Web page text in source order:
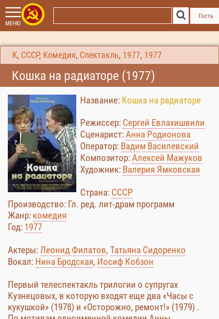
МЕНЮ
Гость
К, СССР, Комедия, Спектакль, 1977, 1977
Кошка на радиаторе (1977)
Название: Кошка на радиаторе
Режиссер: Сергей Евлахишвили
Сценарист:Анна Родионова
Оператор: Вадим Василевский
Композитор:Алексей Мажуков
Художник: Валерия Ямковская
Страна: СССР
Производство: Гл. ред. лит-драм программ
Жанр: комедия
Год: 1977
Актеры:Леонид Филатов, Татьяна Сидоренко
Вокал: Нина Бродская, Иосиф Кобзон
Первый телеспектакль трилогии о супругах
Кузнецовых, в которую входят еще два «Часы с
кукушкой» (1978) и «Осторожно, ремонт!» (1979) .